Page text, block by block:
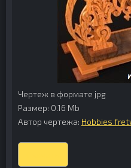
Чертеж в формате jpg
Размер: 0.16 Mb
Автор чертежа: Hobbies